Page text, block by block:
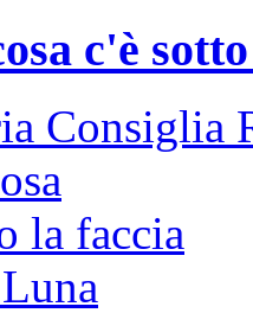
c'è
Consiglia